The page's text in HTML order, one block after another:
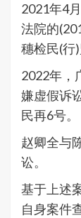
2021年4
法院的
穗检民(行
2022年，
嫌虚假诉
民再6号。
赵卿全与
讼。
基于上述
自身案件